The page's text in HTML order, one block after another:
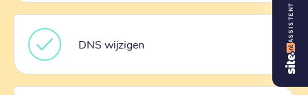
DNS wijzigen
ASSISTENT